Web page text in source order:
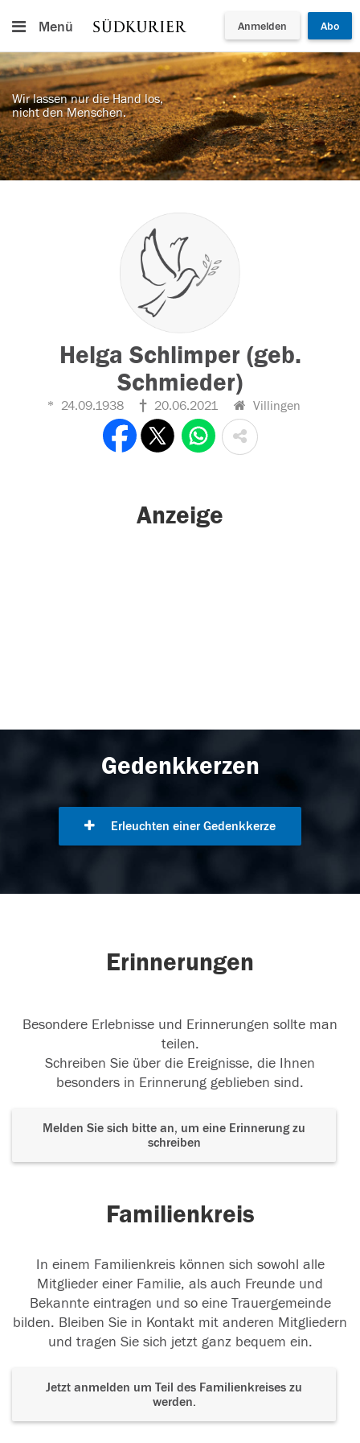
Menü Anmelden Abo
Wir lassen nur die Hand los,
nicht den Menschen.
Helga Schlimper (geb.
Schmieder)
24.09.1938 20.06.2021 Villingen
Anzeige
Gedenkkerzen
Erleuchten einer Gedenkkerze
Erinnerungen
Besondere Erlebnisse und Erinnerungen sollte man
teilen.
Schreiben Sie über die Ereignisse, die Ihnen
besonders in Erinnerung geblieben sind.
Melden Sie sich bitte an, um eine Erinnerung zu
schreiben
Familienkreis
In einem Familienkreis können sich sowohl alle
Mitglieder einer Familie, als auch Freunde und
Bekannte eintragen und so eine Trauergemeinde
bilden. Bleiben Sie in Kontakt mit anderen Mitgliedern
und tragen Sie sich jetzt ganz bequem ein.
Jetzt anmelden um Teil des Familienkreises zu
werden.